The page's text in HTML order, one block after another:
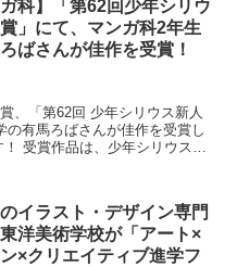
ガ科】「第62回少年シリウ
」にて、マンガ科2年生
ばさんが佳作を受賞！
、「第62回 少年シリウス新人
有馬ろばさんが佳作を受賞し
のイラスト・デザイン専門
洋美術学校が「アート×
×クリエイティブ進学フ